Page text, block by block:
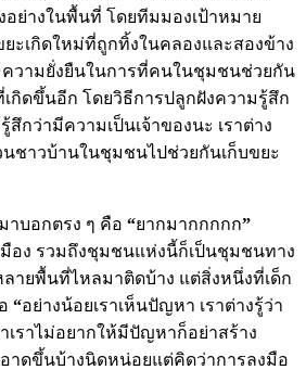
อย่างในพื้นที่ โดยทีมมองเป้าหมาย
ะเกิดใหม่ที่ถูกทิ้งในคลองและสองข้าง
วามยั่งยืนในการที่คนในชุมชนช่วยกัน
กิดขึ้นอีก โดยวิธีการปลูกฝังความรู้สึก
กว่ามีความเป็นเจ้าของนะ เราต่าง
ชาวบ้านในชุมชนไปช่วยกันเก็บขยะ
าบอกตรง ๆ คือ “ยากมากกกกก”
มือง รวมถึงชุมชนแห่งนี้ก็เป็นชุมชนทาง
ายพื้นที่ไหลมาติดบ้าง แต่สิ่งหนึ่งที่เด็ก
“อย่างน้อยเราเห็นปัญหา เราต่างรู้ว่า
ราไม่อยากให้มีปัญหาก็อย่าสร้าง
าดขึ้นบ้างนิดหน่อยแต่คิดว่าการลงมือ